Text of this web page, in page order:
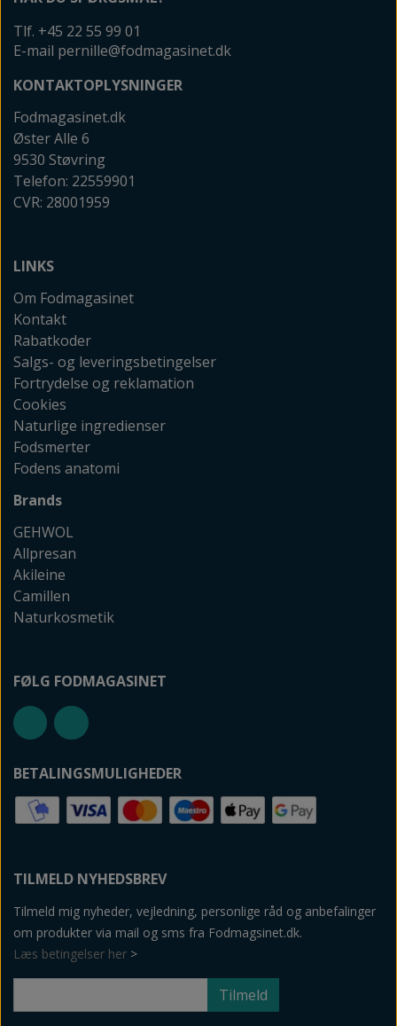
Tlf. +45 22 55 99 01
E-mail pernille@fodmagasinet.dk
KONTAKTOPLYSNINGER
Fodmagasinet.dk
Øster Alle 6
9530 Støvring
Telefon: 22559901
CVR: 28001959
LINKS
Om Fodmagasinet
Kontakt
Rabatkoder
Salgs- og leveringsbetingelser
Fortrydelse og reklamation
Cookies
Naturlige ingredienser
Fodsmerter
Fodens anatomi
Brands
GEHWOL
Allpresan
Akileine
Camillen
Naturkosmetik
FØLG FODMAGASINET
BETALINGSMULIGHEDER
TILMELD NYHEDSBREV
Tilmeld mig nyheder, vejledning, personlige råd og anbefalinger
om produkter via mail og sms fra Fodmagsinet.dk.
Læs betingelser her >
Tilmeld